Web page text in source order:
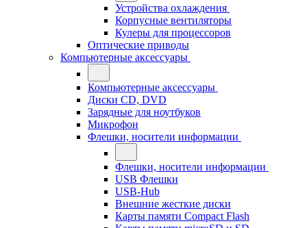
Устройства охлаждения
Корпусные вентиляторы
Кулеры для процессоров
Оптические приводы
Компьютерные аксессуары
Компьютерные аксессуары
Диски CD, DVD
Зарядные для ноутбуков
Микрофон
Флешки, носители информации
Флешки, носители информации
USB Флешки
USB-Hub
Внешние жесткие диски
Карты памяти Compact Flash